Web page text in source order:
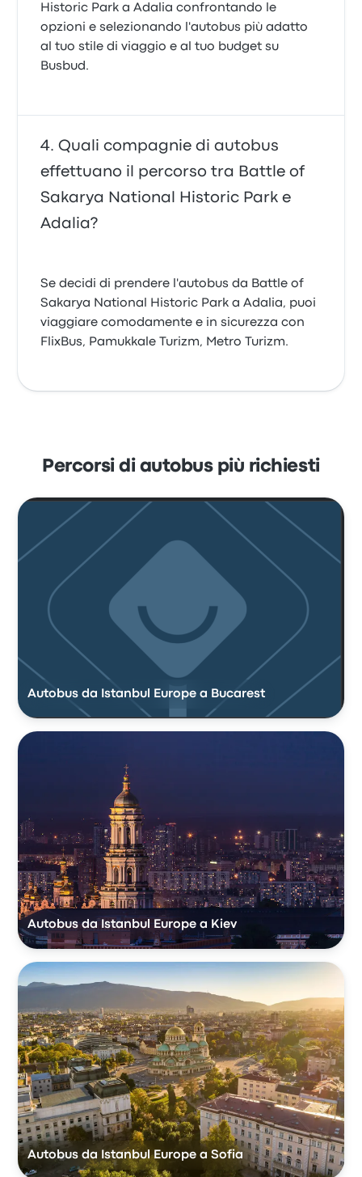
Historic Park a Adalia confrontando le
opzioni e selezionando l'autobus più adatto
al tuo stile di viaggio e al tuo budget su
Busbud.
Quali compagnie di autobus
effettuano il percorso tra Battle of
Sakarya National Historic Park e
Adalia?
Se decidi di prendere l'autobus da Battle of
Sakarya National Historic Park a Adalia, puoi
viaggiare comodamente e in sicurezza con
FlixBus, Pamukkale Turizm, Metro Turizm.
Percorsi di autobus più richiesti
Autobus da Istanbul Europe a Bucarest
Autobus da Istanbul Europe a Kiev
Autobus da Istanbul Europe a Sofia